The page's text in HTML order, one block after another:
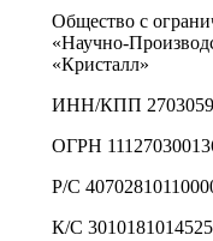
Общество с
«Научно-
«Кристалл»
ИНН/КПП
ОГРН
Р/С
К/С